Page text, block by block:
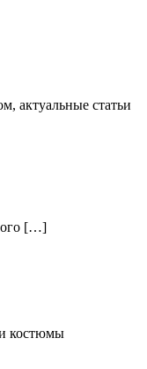
актуальные статьи
[…]
костюмы